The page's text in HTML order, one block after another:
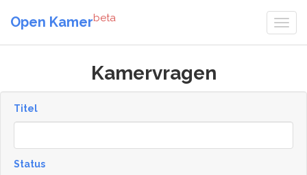
Open Kamerbeta
Kamervragen
Titel
Status